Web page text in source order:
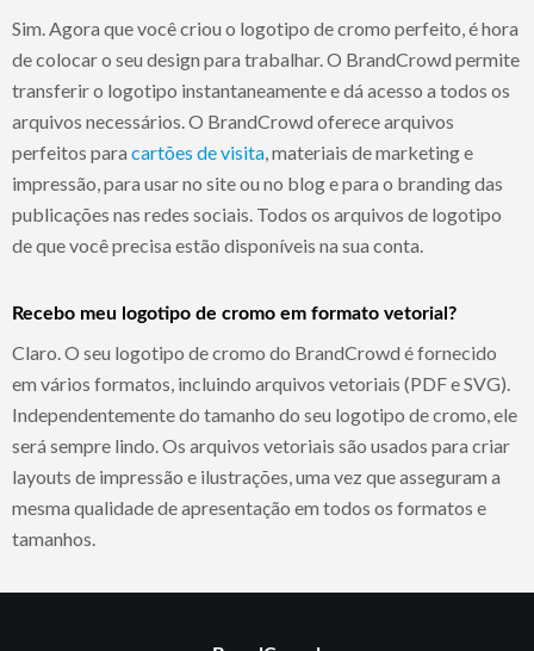
Sim. Agora que você criou o logotipo de cromo perfeito, é hora
de colocar o seu design para trabalhar. O BrandCrowd permite
transferir o logotipo instantaneamente e dá acesso a todos os
arquivos necessários. O BrandCrowd oferece arquivos
perfeitos para cartões de visita , materiais de marketing e
impressão, para usar no site ou no blog e para o branding das
publicações nas redes sociais. Todos os arquivos de logotipo
de que você precisa estão disponíveis na sua conta.
Recebo meu logotipo de cromo em formato vetorial?
Claro. O seu logotipo de cromo do BrandCrowd é fornecido
em vários formatos, incluindo arquivos vetoriais (PDF e SVG).
Independentemente do tamanho do seu logotipo de cromo, ele
será sempre lindo. Os arquivos vetoriais são usados para criar
layouts de impressão e ilustrações, uma vez que asseguram a
mesma qualidade de apresentação em todos os formatos e
tamanhos.